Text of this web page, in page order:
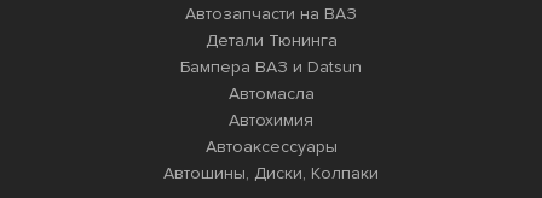
Автозапчасти на ВАЗ
Детали Тюнинга
Бампера ВАЗ и Datsun
Автомасла
Автохимия
Автоаксессуары
Автошины, Диски, Колпаки